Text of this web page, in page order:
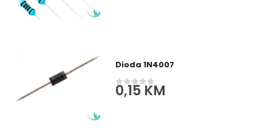
Dioda 1N4007
0out of 5
0,15KM